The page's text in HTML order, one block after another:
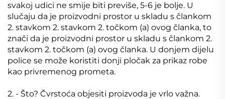
svakoj udici ne smije biti previše, 5-6 je bolje. U
slučaju da je proizvodni prostor u skladu s člankom
2. stavkom 2. stavkom 2. točkom (a) ovog članka, to
znači da je proizvodni prostor u skladu s člankom 2.
stavkom 2. točkom (a) ovog članka. U donjem dijelu
police se može koristiti donji pločak za prikaz robe
kao privremenog prometa.
2. - Što? Čvrstoća objesiti proizvoda je vrlo važna.